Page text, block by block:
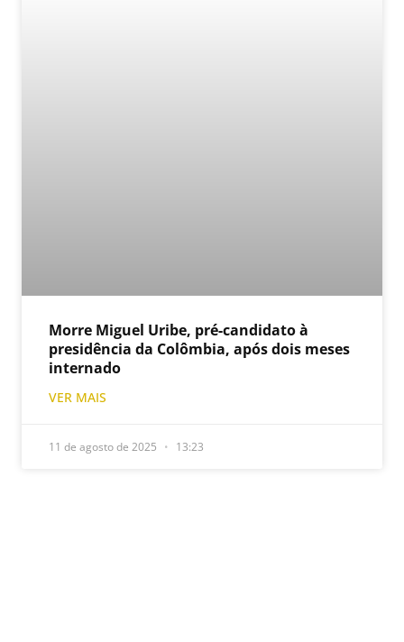
Morre Miguel Uribe, pré-candidato à
presidência da Colômbia, após dois meses
internado
VER MAIS
11 de agosto de 2025 13:23